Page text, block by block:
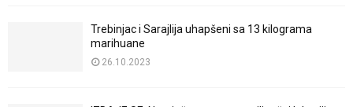
Trebinjac i Sarajlija uhapšeni sa 13 kilograma
marihuane
26.10.2023